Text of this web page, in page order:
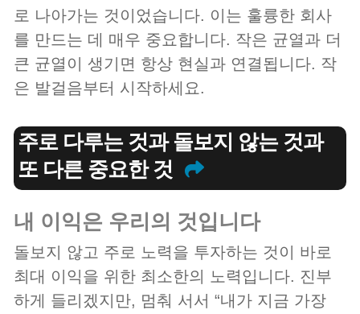
로 나아가는 것이었습니다. 이는 훌륭한 회사
를 만드는 데 매우 중요합니다. 작은 균열과 더
큰 균열이 생기면 항상 현실과 연결됩니다. 작
은 발걸음부터 시작하세요.
주로 다루는 것과 돌보지 않는 것과
또 다른 중요한 것
내 이익은 우리의 것입니다
돌보지 않고 주로 노력을 투자하는 것이 바로
최대 이익을 위한 최소한의 노력입니다. 진부
하게 들리겠지만, 멈춰 서서 “내가 지금 가장